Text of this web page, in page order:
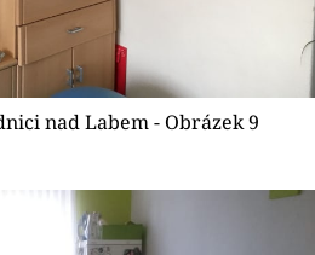
nad Labem - Obrázek 9